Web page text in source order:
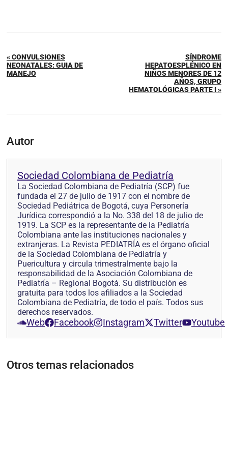
« CONVULSIONES
NEONATALES: GUIA DE
MANEJO
SÍNDROME
HEPATOESPLÉNICO EN
NIÑOS MENORES DE 12
AÑOS, GRUPO
HEMATOLÓGICAS PARTE I »
Autor
Sociedad Colombiana de Pediatría
La Sociedad Colombiana de Pediatría (SCP) fue
fundada el 27 de julio de 1917 con el nombre de
Sociedad Pediátrica de Bogotá, cuya Personería
Jurídica correspondió a la No. 338 del 18 de julio de
1919. La SCP es la representante de la Pediatría
Colombiana ante las instituciones nacionales y
extranjeras. La Revista PEDIATRÍA es el órgano oficial
de la Sociedad Colombiana de Pediatría y
Puericultura y circula trimestralmente bajo la
responsabilidad de la Asociación Colombiana de
Pediatría – Regional Bogotá. Su distribución es
gratuita para todos los afiliados a la Sociedad
Colombiana de Pediatría, de todo el país. Todos sus
derechos reservados.
Web Facebook Instagram Twitter Youtube
Otros temas relacionados